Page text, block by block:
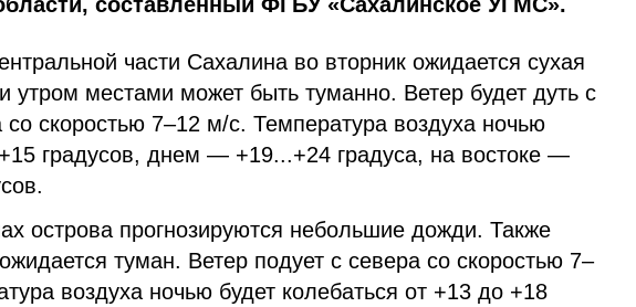
части Сахалина во вторник ожидается сухая
утром местами может быть туманно. Ветер будет дуть с
со скоростью 7–12 м/с. Температура воздуха ночью
градусов, днем — +19...+24 градуса, на востоке —
острова прогнозируются небольшие дожди. Также
туман. Ветер подует с севера со скоростью 7–
воздуха ночью будет колебаться от +13 до +18